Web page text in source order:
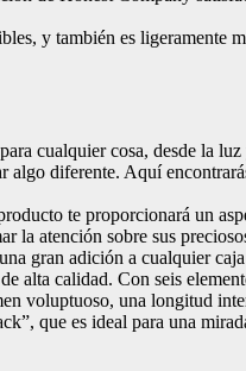
y también es ligeramente
cualquier cosa, desde la
algo diferente. Aquí
te proporcionará un
la atención sobre sus
gran adición a cualquier
alta calidad. Con seis
voluptuoso, una longitud
que es ideal para una